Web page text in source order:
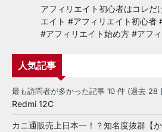
アフィリエイト初心者はコレだ
エイト #アフィリエイト初心者
#アフィリエイト始め方 #アフ
人気記事
最も訪問者が多かった記事 10 件 (過去 28
Redmi 12C
カニ通販売上日本一！？知名度抜群【